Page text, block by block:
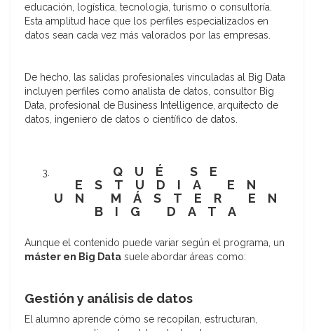
educación, logística, tecnología, turismo o consultoría.
Esta amplitud hace que los perfiles especializados en
datos sean cada vez más valorados por las empresas.
De hecho, las salidas profesionales vinculadas al Big Data
incluyen perfiles como analista de datos, consultor Big
Data, profesional de Business Intelligence, arquitecto de
datos, ingeniero de datos o científico de datos.
QUÉ SE
ESTUDIA EN
UN MÁSTER EN
BIG DATA
Aunque el contenido puede variar según el programa, un
máster en Big Data suele abordar áreas como:
Gestión y análisis de datos
El alumno aprende cómo se recopilan, estructuran,